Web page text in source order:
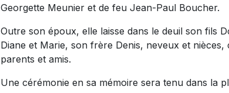
Georgette Meunier et de feu Jean-Paul Boucher.
Outre son époux, elle laisse dans le deuil son fils
Diane et Marie, son frère Denis, neveux et
parents et amis.
Une cérémonie en sa mémoire sera tenu dans la